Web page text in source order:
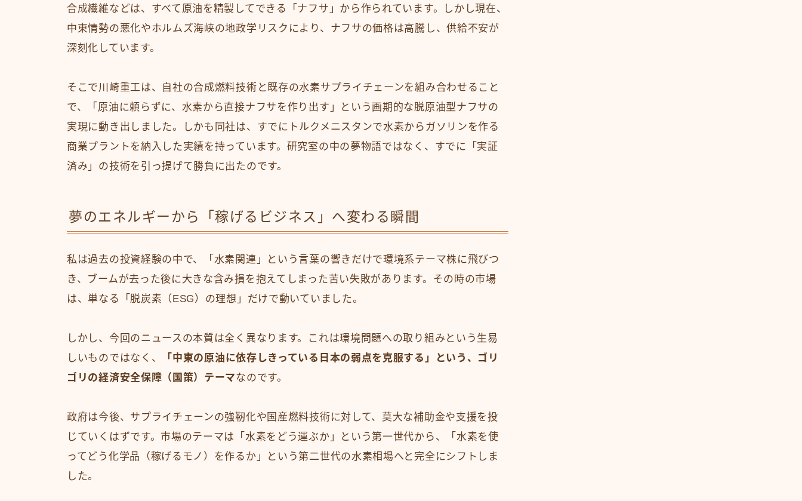
合成繊維などは、すべて原油を精製してできる「ナフサ」から作られています。しかし現在、
中東情勢の悪化やホルムズ海峡の地政学リスクにより、ナフサの価格は高騰し、供給不安が
深刻化しています。
そこで川崎重工は、自社の合成燃料技術と既存の水素サプライチェーンを組み合わせること
で、「原油に頼らずに、水素から直接ナフサを作り出す」という画期的な脱原油型ナフサの
実現に動き出しました。しかも同社は、すでにトルクメニスタンで水素からガソリンを作る
商業プラントを納入した実績を持っています。研究室の中の夢物語ではなく、すでに「実証
済み」の技術を引っ提げて勝負に出たのです。
夢のエネルギーから「稼げるビジネス」へ変わる瞬間
私は過去の投資経験の中で、「水素関連」という言葉の響きだけで環境系テーマ株に飛びつ
き、ブームが去った後に大きな含み損を抱えてしまった苦い失敗があります。その時の市場
は、単なる「脱炭素（ESG）の理想」だけで動いていました。
しかし、今回のニュースの本質は全く異なります。これは環境問題への取り組みという生易
しいものではなく、
「中東の原油に依存しきっている日本の弱点を克服する」という、ゴリ
ゴリの経済安全保障（国策）テーマなのです。
政府は今後、サプライチェーンの強靭化や国産燃料技術に対して、莫大な補助金や支援を投
じていくはずです。市場のテーマは「水素をどう運ぶか」という第一世代から、「水素を使
ってどう化学品（稼げるモノ）を作るか」という第二世代の水素相場へと完全にシフトしま
した。